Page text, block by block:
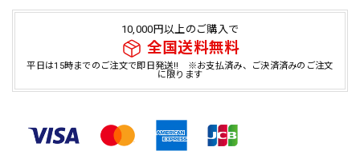
10,000円以上のご購入で
全国送料無料
平日は15時までのご注文で即日発送!! ※お支払済み、ご決済済みのご注文
に限ります